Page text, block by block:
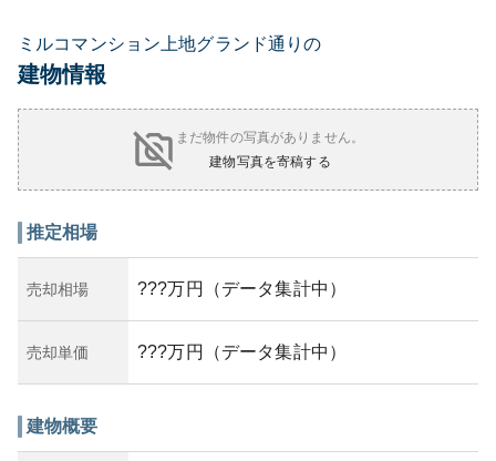
ミルコマンション上地グランド通りの
建物情報
まだ物件の写真がありません。
建物写真を寄稿する
推定相場
売却相場 ???万円（データ集計中）
売却単価 ???万円（データ集計中）
建物概要